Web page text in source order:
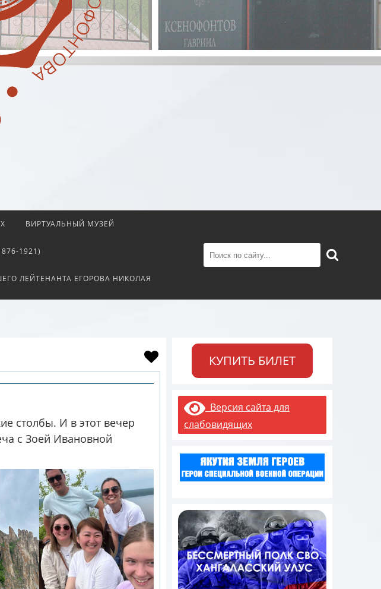
ВИРТУАЛЬНЫЙ МУЗЕЙ
1921)
ЛЕЙТЕНАНТА ЕГОРОВА НИКОЛАЯ
столбы. И в этот вечер
с Зоей Ивановной
КУПИТЬ БИЛЕТ
Версия сайта для
слабовидящих